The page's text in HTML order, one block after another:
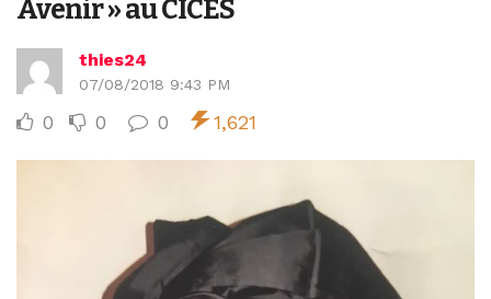
Avenir » au CICES
thies24
07/08/2018 9:43 PM
0 0 0 1,621